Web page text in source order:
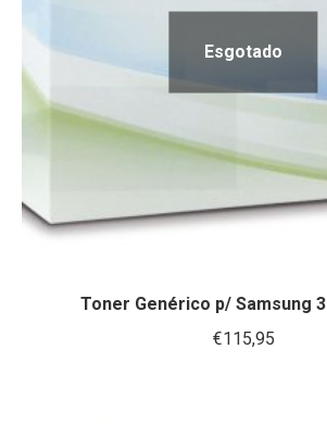
Esgotado
Toner Genérico p/ Samsung
€115,95